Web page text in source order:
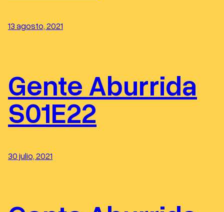
13 agosto, 2021
Gente Aburrida
S01E22
30 julio, 2021